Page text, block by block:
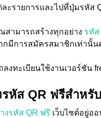
ะรายการและไปที่ปุ่มรหัส
สามารถสร้างทุกอย่าง รหัส
กมีการสมัครสมาชิกเท่านั้น
งทะเบียนใช้งานเวอร์ชัน
รหัส QR ฟรีสำห
งรหัส QR ฟรี เว็บไซต์อยู่อ